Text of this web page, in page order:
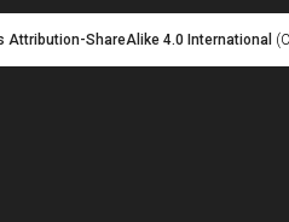
Attribution-ShareAlike 4.0 International